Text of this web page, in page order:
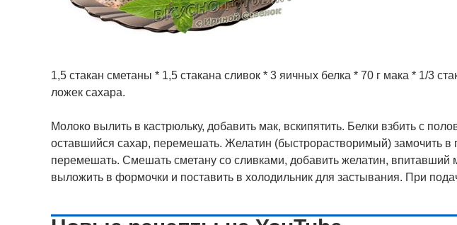
1,5 стакан сметаны * 1,5 стакана сливок * 3 яичных белка * 70 г мака * 1/3
ложек сахара.
Молоко вылить в кастрюльку, добавить мак, вскипятить. Белки взбить с
оставшийся сахар, перемешать. Желатин (быстрорастворимый) замочить в
перемешать. Смешать сметану со сливками, добавить желатин, впитавший
выложить в формочки и поставить в холодильник для застывания. При